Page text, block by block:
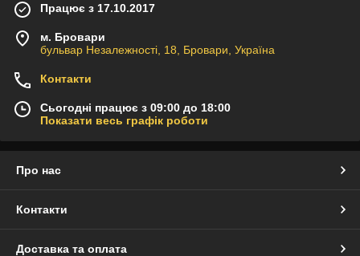
Працює з 17.10.2017
м. Бровари
бульвар Незалежності, 18, Бровари, Україна
Контакти
Сьогодні працює з 09:00 до 18:00
Показати весь графік роботи
Про нас
Контакти
Доставка та оплата